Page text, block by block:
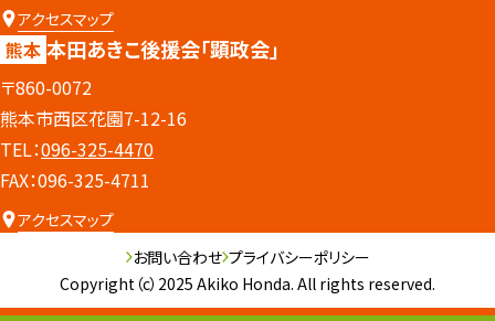
アクセスマップ
熊本 本田あきこ後援会「顕政会」
〒860-0072
熊本市西区花園7-12-16
TEL：096-325-4470
FAX：096-325-4711
アクセスマップ
お問い合わせ プライバシーポリシー
Copyright（c）2025 Akiko Honda. All rights reserved.